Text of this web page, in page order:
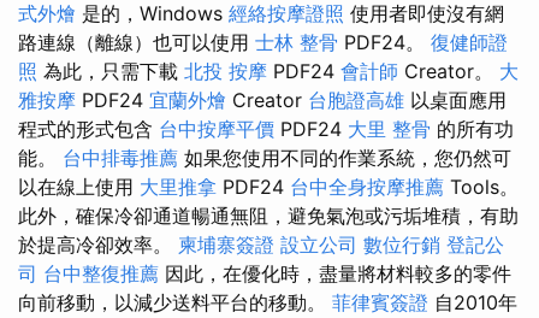
式外燴 是的，Windows 經絡按摩證照 使用者即使沒有網
路連線（離線）也可以使用 士林 整骨 PDF24。 復健師證
照 為此，只需下載 北投 按摩 PDF24 會計師 Creator。 大
雅按摩 PDF24 宜蘭外燴 Creator 台胞證高雄 以桌面應用
程式的形式包含 台中按摩平價 PDF24 大里 整骨 的所有功
能。 台中排毒推薦 如果您使用不同的作業系統，您仍然可
以在線上使用 大里推拿 PDF24 台中全身按摩推薦 Tools。
此外，確保冷卻通道暢通無阻，避免氣泡或污垢堆積，有助
於提高冷卻效率。 柬埔寨簽證 設立公司 數位行銷 登記公
司 台中整復推薦 因此，在優化時，盡量將材料較多的零件
向前移動，以減少送料平台的移動。 菲律賓簽證 自2010年